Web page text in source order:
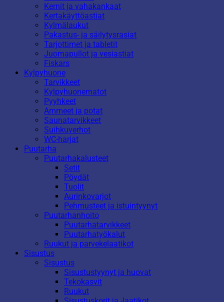
Kernit ja vahakankaat
Kertakäyttöastiat
Kylmälaukut
Pakastus- ja säilytysrasiat
Tarjottimet ja tabletit
Juomapullot ja vesiastiat
Fiskars
Kylpyhuone
Tarvikkeet
Kylpyhuonematot
Pyyhkeet
Ammeet ja potat
Saunatarvikkeet
Suihkuverhot
WC-harjat
Puutarha
Puutarhakalusteet
Setit
Pöydät
Tuolit
Aurinkovarjot
Pehmusteet ja istuintyynyt
Puutarhanhoito
Puutarhatarvikkeet
Puutarhatyökalut
Ruukut ja parvekelaatikot
Sisustus
Sisustus
Sisustustyynyt ja huovat
Tekokasvit
Ruukut